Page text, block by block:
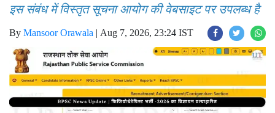
इस संबंध में विस्तृत सूचना आयोग की वेबसाइट पर उपलब्ध है
By Mansoor Orawala | Aug 7, 2026, 23:24 IST